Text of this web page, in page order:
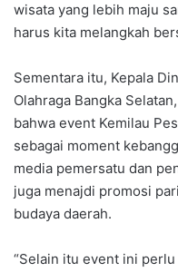
wisata yang lebih maju
harus kita melangkah
Sementara itu, Kepala
Olahraga Bangka
bahwa event Kemilau
sebagai moment
media pemersatu dan
juga menajdi promosi
budaya daerah.
“Selain itu event ini